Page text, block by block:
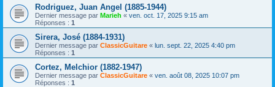
Rodriguez, Juan Angel (1885-1944)
Dernier message par Marieh « ven. oct. 17, 2025 9:15 am
Réponses : 1
Sirera, José (1884-1931)
Dernier message par ClassicGuitare « lun. sept. 22, 2025 4:40 pm
Réponses : 1
Cortez, Melchior (1882-1947)
Dernier message par ClassicGuitare « ven. août 08, 2025 10:07 pm
Réponses : 1